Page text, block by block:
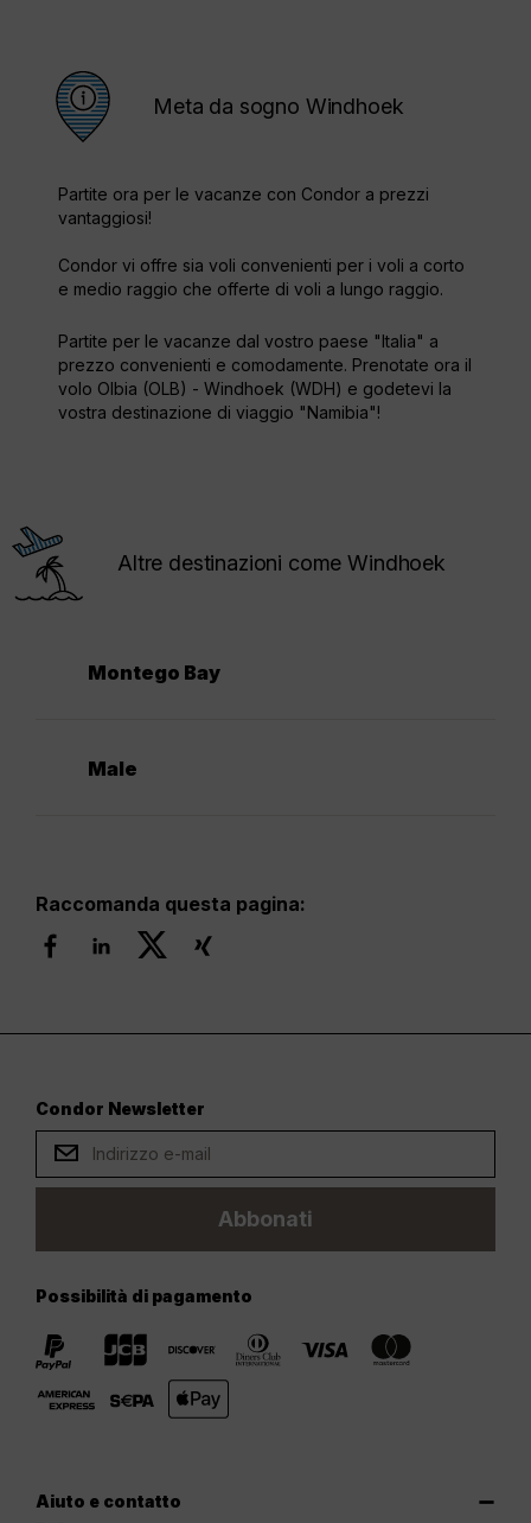
Meta da sogno Windhoek
Partite ora per le vacanze con Condor a prezzi
vantaggiosi!
Condor vi offre sia voli convenienti per i voli a corto
e medio raggio che offerte di voli a lungo raggio.
Partite per le vacanze dal vostro paese "Italia" a
prezzo convenienti e comodamente. Prenotate ora il
volo Olbia (OLB) - Windhoek (WDH) e godetevi la
vostra destinazione di viaggio "Namibia"!
Altre destinazioni come Windhoek
Montego Bay
Male
Raccomanda questa pagina:
Condor Newsletter
Abbonati
Possibilità di pagamento
Aiuto e contatto